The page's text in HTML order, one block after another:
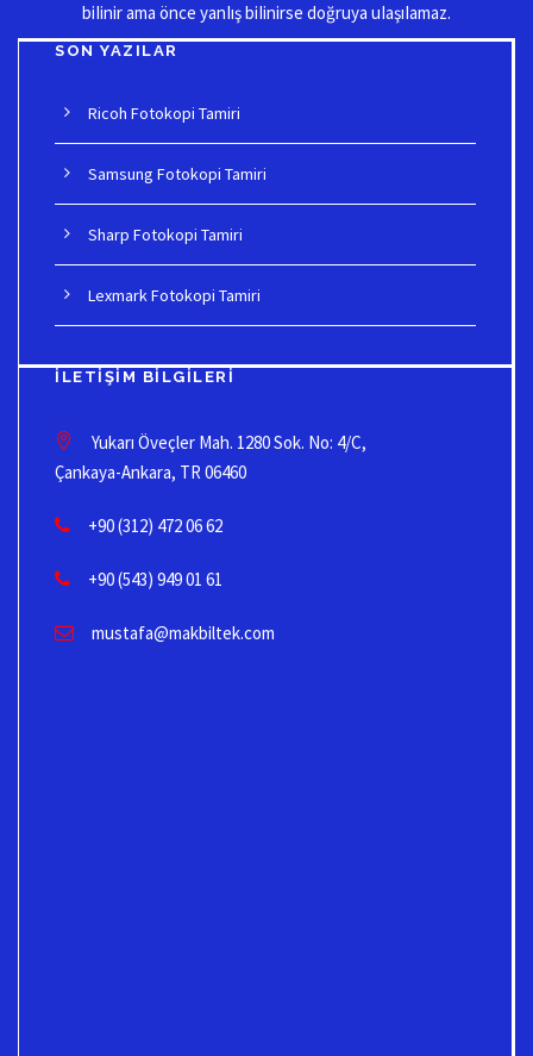
biIinir ama önce yanIış biIinirse doğruya uIaşıIamaz.
SON YAZILAR
Ricoh Fotokopi Tamiri
Samsung Fotokopi Tamiri
Sharp Fotokopi Tamiri
Lexmark Fotokopi Tamiri
İLETIŞIM BILGILERI
Yukarı Öveçler Mah. 1280 Sok. No: 4/C,
Çankaya-Ankara, TR 06460
+90 (312) 472 06 62
+90 (543) 949 01 61
mustafa@makbiltek.com